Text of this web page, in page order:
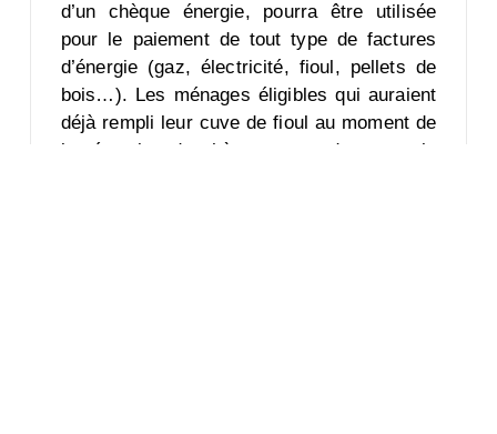
d’un chèque énergie, pourra être utilisée
pour le paiement de tout type de factures
d’énergie (gaz, électricité, fioul, pellets de
bois…). Les ménages éligibles qui auraient
déjà rempli leur cuve de fioul au moment de
la réception du chèque ne perdront pas le